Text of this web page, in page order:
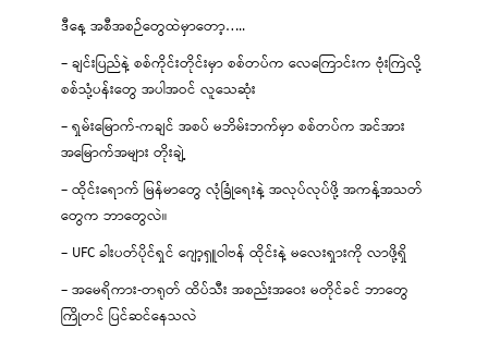
ဒီနေ့ အစီအစဉ်တွေထဲမှာတော့…..
– ချင်းပြည်နဲ့ စစ်ကိုင်းတိုင်းမှာ စစ်တပ်က လေကြောင်းက ဗုံးကြဲလို့
စစ်သုံ့ပန်းတွေ အပါအဝင် လူသေဆုံး
– ရှမ်းမြောက်-ကချင် အစပ် မဘိမ်းဘက်မှာ စစ်တပ်က အင်အား
အမြောက်အများ တိုးချဲ့
– ထိုင်းရောက် မြန်မာတွေ လုံခြုံရေးနဲ့ အလုပ်လုပ်ဖို့ အကန့်အသတ်
တွေက ဘာတွေလဲ။
– UFC ခါးပတ်ပိုင်ရှင် ဂျော့ရှူဝါဗန် ထိုင်းနဲ့ မလေးရှားကို လာဖို့ရှိ
– အမေရိကား-တရုတ် ထိပ်သီး အစည်းအဝေး မတိုင်ခင် ဘာတွေ
ကြိုတင် ပြင်ဆင်နေသလဲ